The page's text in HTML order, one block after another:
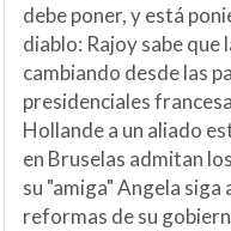
debe poner, y está
diablo: Rajoy sabe que
cambiando desde las
presidenciales
Hollande a un aliado
en Bruselas admitan
su "amiga" Angela
reformas de su